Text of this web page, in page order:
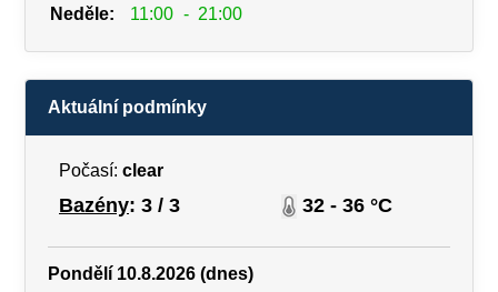
Neděle:
11:00 - 21:00
Aktuální podmínky
Počasí: clear
Bazény: 3 / 3 32 - 36 °C
Pondělí 10.8.2026 (dnes)